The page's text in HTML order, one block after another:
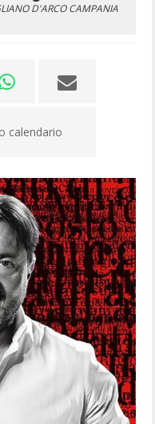
D'ARCO CAMPANIA
calendario